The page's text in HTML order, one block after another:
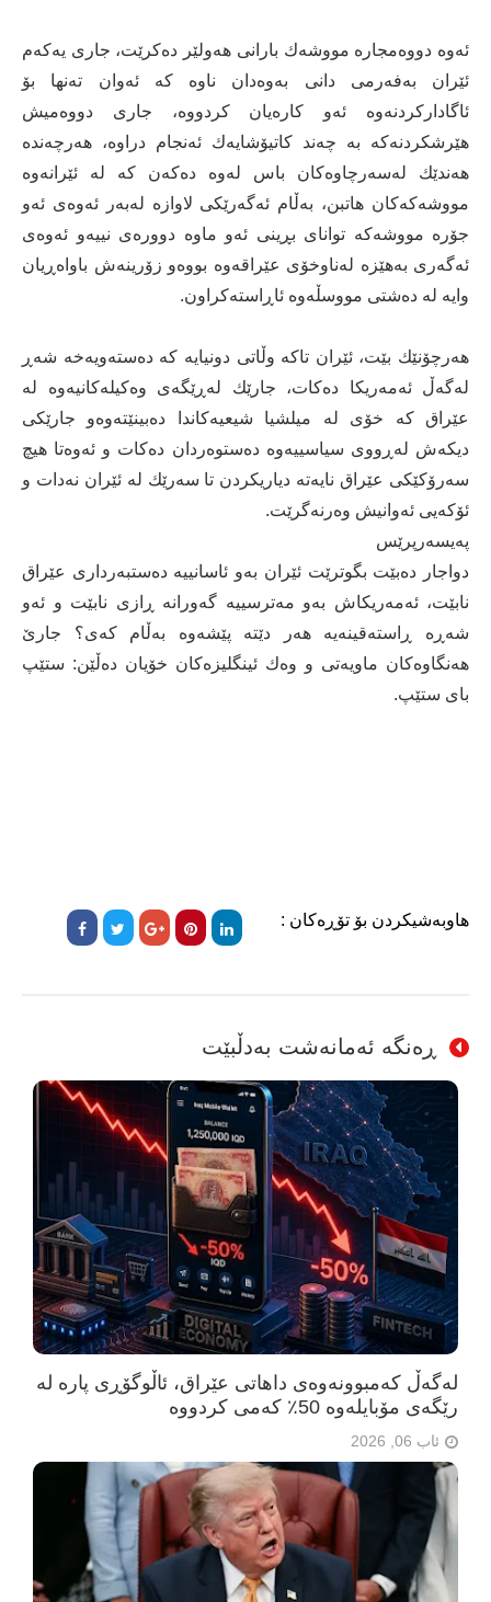
ئەوە دووەمجارە مووشەك بارانی هەولێر دەكرێت، جاری یەكەم
ئێران بەفەرمی دانی بەوەدان ناوە كە ئەوان تەنها بۆ
ئاگاداركردنەوە ئەو كارەیان كردووە، جاری دووەمیش
هێرشكردنەكە بە چەند كاتیۆشایەك ئەنجام دراوە، هەرچەندە
هەندێك لەسەرچاوەكان باس لەوە دەكەن كە لە ئێرانەوە
مووشەكەكان هاتبن، بەڵام ئەگەرێكی لاوازە لەبەر ئەوەی ئەو
جۆرە مووشەكە توانای بڕینی ئەو ماوە دوورەی نییەو ئەوەی
ئەگەری بەهێزە لەناوخۆی عێراقەوە بووەو زۆرینەش باواەڕیان
وایە لە دەشتی مووسڵەوە ئاڕاستەكراون.
هەرچۆنێك بێت، ئێران تاكە وڵاتی دونیایە كە دەستەویەخە شەڕ
لەگەڵ ئەمەریكا دەكات، جارێك لەڕێگەی وەكیلەكانیەوە لە
عێراق كە خۆی لە میلشیا شیعیەكاندا دەبینێتەوەو جارێكی
دیكەش لەڕووی سیاسییەوە دەستوەردان دەكات و ئەوەتا هیچ
سەرۆكێكی عێراق نایەتە دیاریكردن تا سەرێك لە ئێران نەدات و
ئۆكەیی ئەوانیش وەرنەگرێت.
پەیسەرپرێس
دواجار دەبێت بگوترێت ئێران بەو ئاسانییە دەستبەرداری عێراق
نابێت، ئەمەریكاش بەو مەترسییە گەورانە ڕازی نابێت و ئەو
شەڕە ڕاستەقینەیە هەر دێتە پێشەوە بەڵام كەی؟ جارێ
هەنگاوەكان ماویەتی و وەك ئینگلیزەكان خۆیان دەڵێن: ستێپ
بای ستێپ.
هاوبەشیکردن بۆ تۆڕەکان :
ڕەنگە ئەمانەشت بەدڵبێت
لەگەڵ کەمبوونەوەی داهاتی عێراق، ئاڵوگۆڕی پارە لە
رێگەی مۆبایلەوە 50٪ کەمی کردووە
ئاب 06, 2026